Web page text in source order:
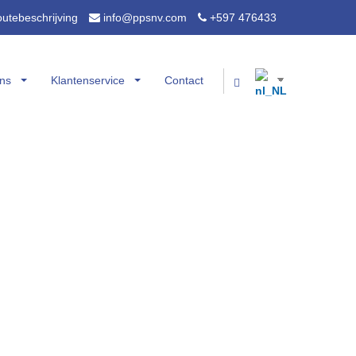
info@ppsnv.com +597 476433
Klantenservice Contact